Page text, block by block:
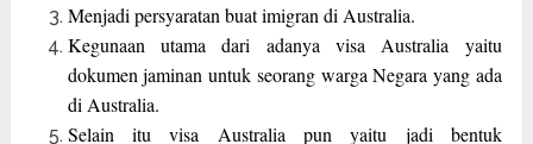
Menjadi persyaratan buat imigran di Australia.
Kegunaan utama dari adanya visa Australia yaitu
dokumen jaminan untuk seorang warga Negara yang ada
di Australia.
Selain itu visa Australia pun yaitu jadi bentuk